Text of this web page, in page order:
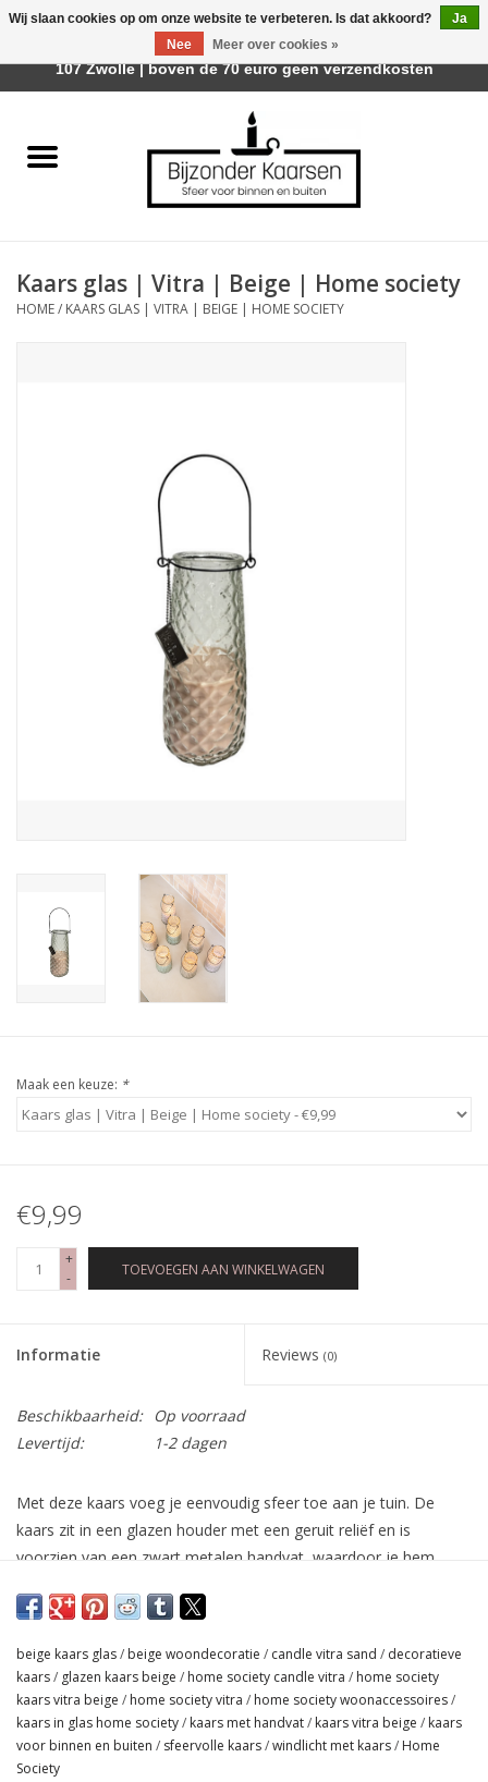
Räder Design Stories
Geurkaarsen
Relatiegeschenken & Bedankjes
Kaars glas | Vitra | Beige | Home society
HOME/ KAARS GLAS | VITRA | BEIGE | HOME SOCIETY
Maak een keuze: *
€9,99
+
-
TOEVOEGEN AAN WINKELWAGEN
Informatie Reviews (0)
Beschikbaarheid:
Op voorraad
Levertijd:
1-2 dagen
Met deze kaars voeg je eenvoudig sfeer toe aan je tuin. De
kaars zit in een glazen houder met een geruit reliëf en is
voorzien van een zwart metalen handvat, waardoor je hem
beige kleur past de kaars in vrijwel iedere woonstijl. Na het
decoratief windlicht of vaasje.
Afmetingen: 21,5 x 9,7 x 9,7 cm
beige kaars glas/ beige woondecoratie / candle vitra sand / decoratieve
kaars/ glazen kaars beige / home society candle vitra / home society
kaars vitra beige / home society vitra / home society woonaccessoires/
kaars in glas home society/ kaars met handvat/ kaars vitra beige / kaars
voor binnen en buiten / sfeervolle kaars/windlicht met kaars/ Home
Society
Wij slaan cookies op om onze website te verbeteren. Is dat akkoord?
Ja
Nee
Meer over cookies »
Afhalen is mogelijk bij Trotz Woon & Cadeau | Belvederelaan
107 Zwolle | boven de 70 euro geen verzendkosten